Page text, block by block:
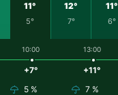
11°
5°
12°
7°
11°
6°
10:00
+7°
5 %
13:00
+11°
7 %